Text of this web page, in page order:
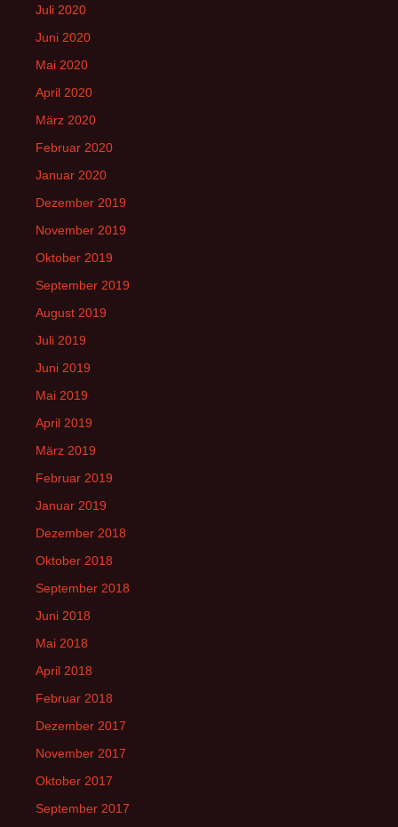
Juli 2020
Juni 2020
Mai 2020
April 2020
März 2020
Februar 2020
Januar 2020
Dezember 2019
November 2019
Oktober 2019
September 2019
August 2019
Juli 2019
Juni 2019
Mai 2019
April 2019
März 2019
Februar 2019
Januar 2019
Dezember 2018
Oktober 2018
September 2018
Juni 2018
Mai 2018
April 2018
Februar 2018
Dezember 2017
November 2017
Oktober 2017
September 2017